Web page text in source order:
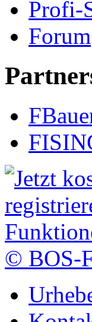
Profi-
Forum
© BOS-